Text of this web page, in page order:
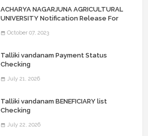
ACHARYA NAGARJUNA AGRICULTURAL
UNIVERSITY Notification Release For
October 07, 2023
Talliki vandanam Payment Status
Checking
July 21, 2026
Talliki vandanam BENEFICIARY list
Checking
July 22, 2026